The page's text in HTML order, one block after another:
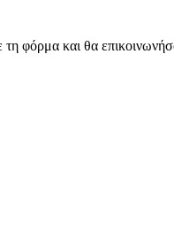
φόρμα και θα